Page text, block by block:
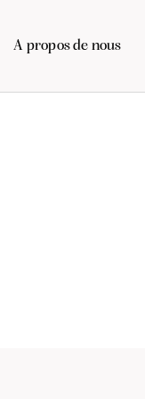
A propos de nous